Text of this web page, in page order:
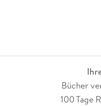
Bücher
100 Tage